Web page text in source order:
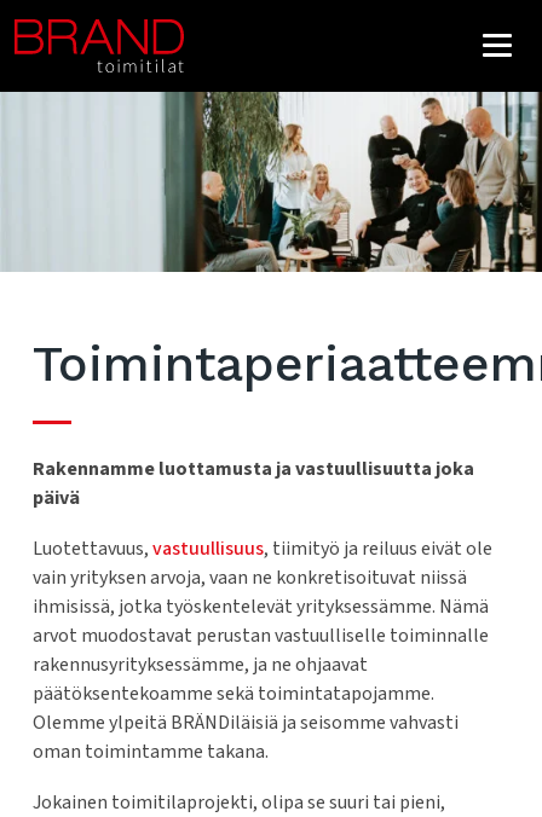
Rakennamme luottamusta ja vastuullisuutta joka
päivä
Luotettavuus,vastuullisuus, tiimityö ja reiluus eivät ole
vain yrityksen arvoja, vaan ne konkretisoituvat niissä
ihmisissä, jotka työskentelevät yrityksessämme. Nämä
arvot muodostavat perustan vastuulliselle toiminnalle
rakennusyrityksessämme, ja ne ohjaavat
päätöksentekoamme sekä toimintatapojamme.
Olemme ylpeitä BRÄNDiläisiä ja seisomme vahvasti
oman toimintamme takana.
Jokainen toimitilaprojekti, olipa se suuri tai pieni,